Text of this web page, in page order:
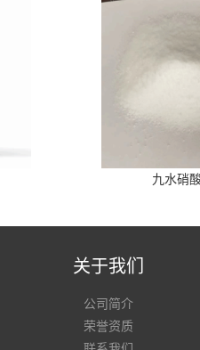
九水硝
关于我们
公司简介
荣誉资质